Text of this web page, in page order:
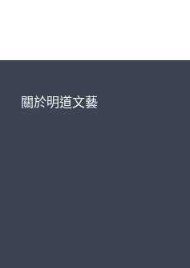
關於明道文藝